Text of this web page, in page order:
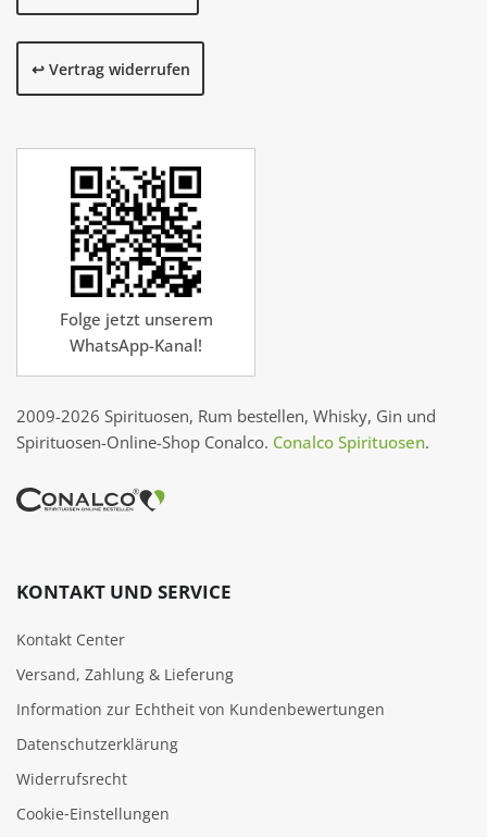
↩️ Vertrag widerrufen
Folge jetzt unserem
WhatsApp-Kanal!
2009-2026 Spirituosen, Rum bestellen, Whisky, Gin und
Spirituosen-Online-Shop Conalco. Conalco Spirituosen.
KONTAKT UND SERVICE
Kontakt Center
Versand, Zahlung & Lieferung
Information zur Echtheit von Kundenbewertungen
Datenschutzerklärung
Widerrufsrecht
Cookie‑Einstellungen